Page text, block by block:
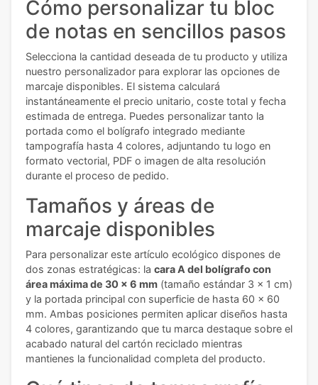
Cómo personalizar tu bloc
de notas en sencillos pasos
Selecciona la cantidad deseada de tu producto y utiliza
nuestro personalizador para explorar las opciones de
marcaje disponibles. El sistema calculará
instantáneamente el precio unitario, coste total y fecha
estimada de entrega. Puedes personalizar tanto la
portada como el bolígrafo integrado mediante
tampografía hasta 4 colores, adjuntando tu logo en
formato vectorial, PDF o imagen de alta resolución
durante el proceso de pedido.
Tamaños y áreas de
marcaje disponibles
Para personalizar este artículo ecológico dispones de
dos zonas estratégicas: la cara A del bolígrafo con
área máxima de 30 x 6 mm (tamaño estándar 3 x 1 cm)
y la portada principal con superficie de hasta 60 x 60
mm. Ambas posiciones permiten aplicar diseños hasta
4 colores, garantizando que tu marca destaque sobre el
acabado natural del cartón reciclado mientras
mantienes la funcionalidad completa del producto.